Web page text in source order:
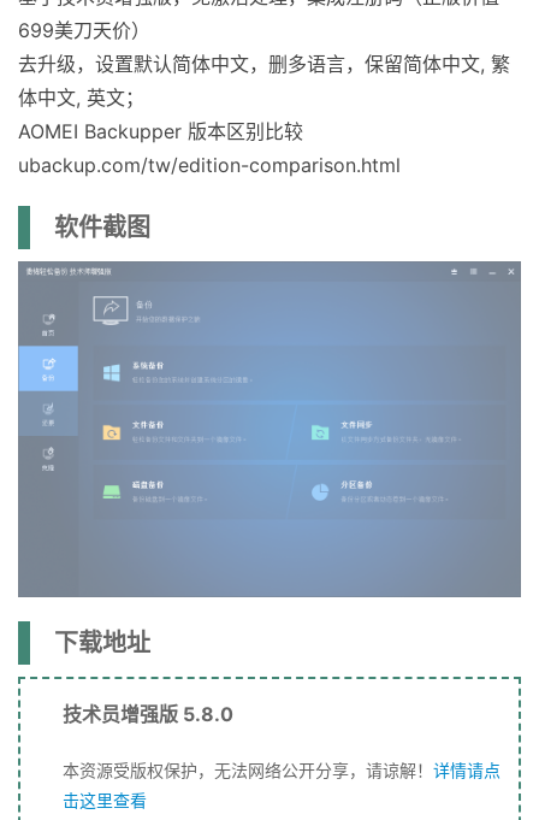
699美刀天价）
去升级，设置默认简体中文，删多语言，保留简体中文, 繁
体中文, 英文；
AOMEI Backupper 版本区别比较
ubackup.com/tw/edition-comparison.html
软件截图
下载地址
技术员增强版 5.8.0
本资源受版权保护，无法网络公开分享，请谅解！ 详情请点
击这里查看